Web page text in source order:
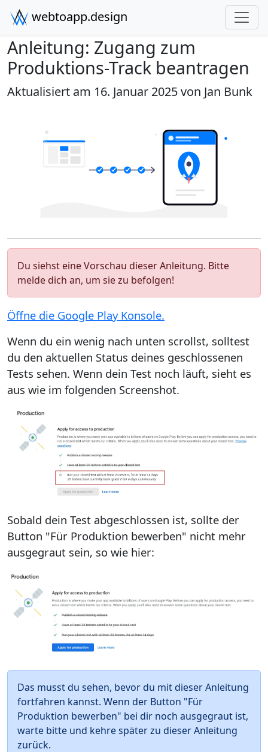
webtoapp.design
Anleitung: Zugang zum
Produktions-Track beantragen
Aktualisiert am 16. Januar 2025 von Jan Bunk
Du siehst eine Vorschau dieser Anleitung. Bitte
melde dich an, um sie zu befolgen!
Öffne die Google Play Konsole.
Wenn du ein wenig nach unten scrollst, solltest
du den aktuellen Status deines geschlossenen
Tests sehen. Wenn dein Test noch läuft, sieht es
aus wie im folgenden Screenshot.
Sobald dein Test abgeschlossen ist, sollte der
Button "Für Produktion bewerben" nicht mehr
ausgegraut sein, so wie hier:
Das musst du sehen, bevor du mit dieser Anleitung
fortfahren kannst. Wenn der Button "Für
Produktion bewerben" bei dir noch ausgegraut ist,
warte bitte und kehre später zu dieser Anleitung
zurück.